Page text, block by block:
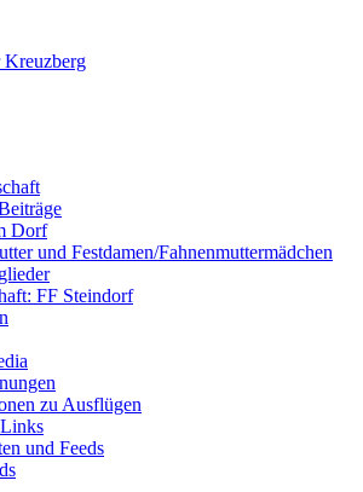
Dorf
und Festdamen/Fahnenmuttermädchen
FF Steindorf
zu Ausflügen
und Feeds